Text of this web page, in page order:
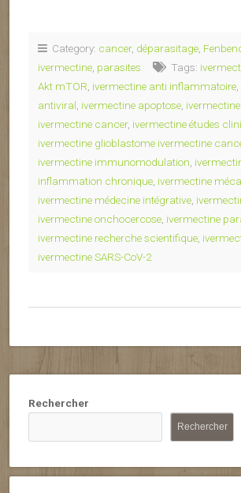
Category: cancer, déparasitage
ivermectine parasites Tags:
Akt mTOR ivermectine anti inflammatoire
antiviral ivermectine apoptose
ivermectine cancer, ivermectine études
ivermectine glioblastome ivermectine
ivermectine immunomodulation
inflammation chronique ivermectine
ivermectine médecine intégrative
ivermectine onchocercose ivermectine
ivermectine recherche scientifique
ivermectine SARS-CoV-2
Rechercher
Rechercher